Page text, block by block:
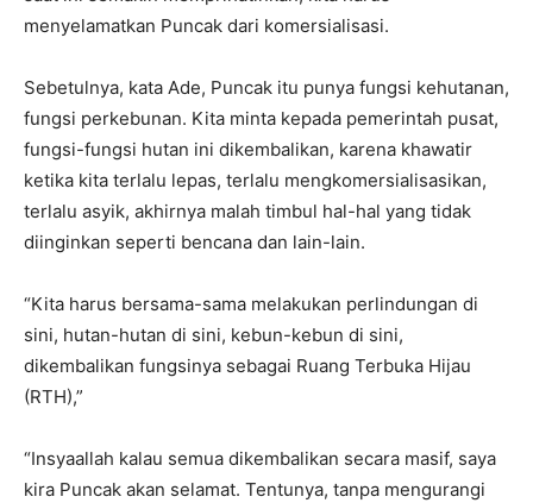
menyelamatkan Puncak dari komersialisasi.
Sebetulnya, kata Ade, Puncak itu punya fungsi kehutanan,
fungsi perkebunan. Kita minta kepada pemerintah pusat,
fungsi-fungsi hutan ini dikembalikan, karena khawatir
ketika kita terlalu lepas, terlalu mengkomersialisasikan,
terlalu asyik, akhirnya malah timbul hal-hal yang tidak
diinginkan seperti bencana dan lain-lain.
“Kita harus bersama-sama melakukan perlindungan di
sini, hutan-hutan di sini, kebun-kebun di sini,
dikembalikan fungsinya sebagai Ruang Terbuka Hijau
(RTH),”
“Insyaallah kalau semua dikembalikan secara masif, saya
kira Puncak akan selamat. Tentunya, tanpa mengurangi